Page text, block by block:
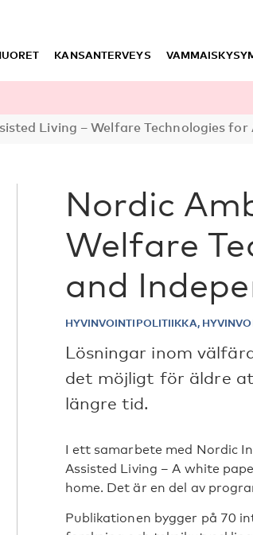
KANSANTERVEYS
Living – Welfare Technologies
Nordic
Welfare
and
HYVINVOINTIPOLITIIKKA,
Lösningar inom
det möjligt för äldre
längre tid.
I ett samarbete med Nordic
Assisted Living – A white
home. Det är en del av
Publikationen bygger på 70